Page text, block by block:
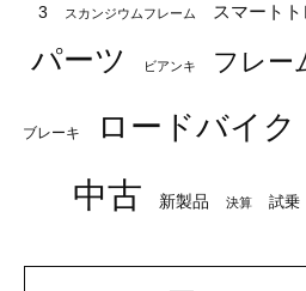
3
スカンジウムフレーム スマート
パーツ ビアンキ フレー
ブレーキ ロードバイク
中古
新製品 決算 試乗